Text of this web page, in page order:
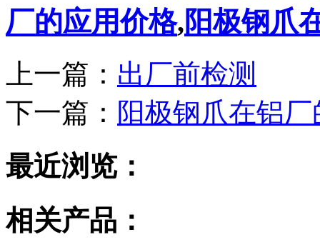
厂的应用价格,阳极钢爪
上一篇： 出厂前检测
下一篇： 阳极钢爪在铝
最近浏览：
相关产品：